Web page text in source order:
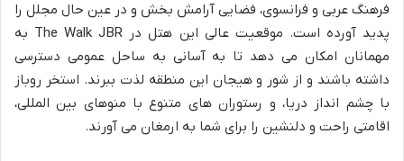
فرهنگ عربی و فرانسوی، فضایی آرامش بخش و در عین حال مجلل را
پدید آورده است. موقعیت عالی این هتل در The Walk JBR به
مهمانان امکان می دهد تا به آسانی به ساحل عمومی دسترسی
داشته باشند و از شور و هیجان این منطقه لذت ببرند. استخر روباز
با چشم انداز دریا، و رستوران های متنوع با منوهای بین المللی،
اقامتی راحت و دلنشین را برای شما به ارمغان می آورند.